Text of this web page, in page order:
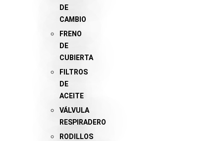
DE
CAMBIO
FRENO
DE
CUBIERTA
FILTROS
DE
ACEITE
VÁLVULA
RESPIRADERO
RODILLOS